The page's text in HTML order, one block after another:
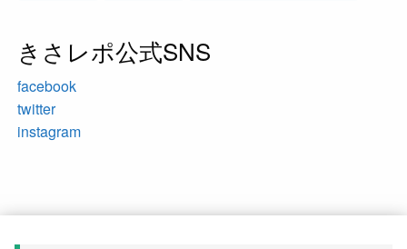
きさレポ公式SNS
facebook
twitter
instagram